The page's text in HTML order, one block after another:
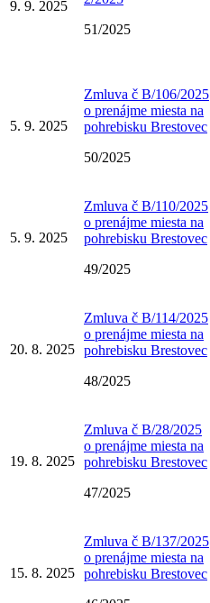
9. 9. 2025
51/2025
5. 9. 2025
Zmluva č B/106/2025
o prenájme miesta na
pohrebisku Brestovec
50/2025
5. 9. 2025
Zmluva č B/110/2025
o prenájme miesta na
pohrebisku Brestovec
49/2025
20. 8. 2025
Zmluva č B/114/2025
o prenájme miesta na
pohrebisku Brestovec
48/2025
19. 8. 2025
Zmluva č B/28/2025
o prenájme miesta na
pohrebisku Brestovec
47/2025
15. 8. 2025
Zmluva č B/137/2025
o prenájme miesta na
pohrebisku Brestovec